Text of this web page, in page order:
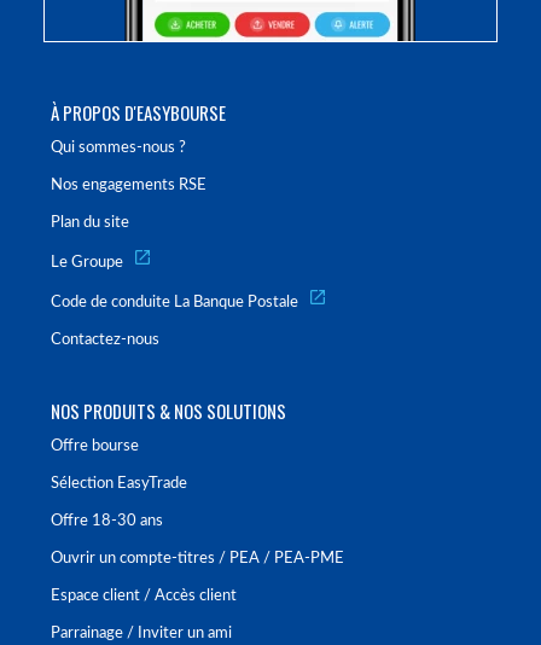
À PROPOS D'EASYBOURSE
Qui sommes-nous ?
Nos engagements RSE
Plan du site
Le Groupe
Code de conduite La Banque Postale
Contactez-nous
NOS PRODUITS & NOS SOLUTIONS
Offre bourse
Sélection EasyTrade
Offre 18-30 ans
Ouvrir un compte-titres / PEA / PEA-PME
Espace client / Accès client
Parrainage / Inviter un ami